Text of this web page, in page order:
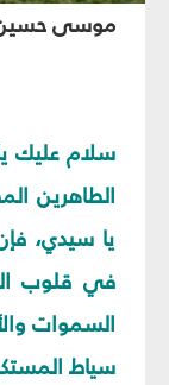
موسى
سلام عليك
الطاهرين
يا سيدي،
في قلوب
السموات
سياط